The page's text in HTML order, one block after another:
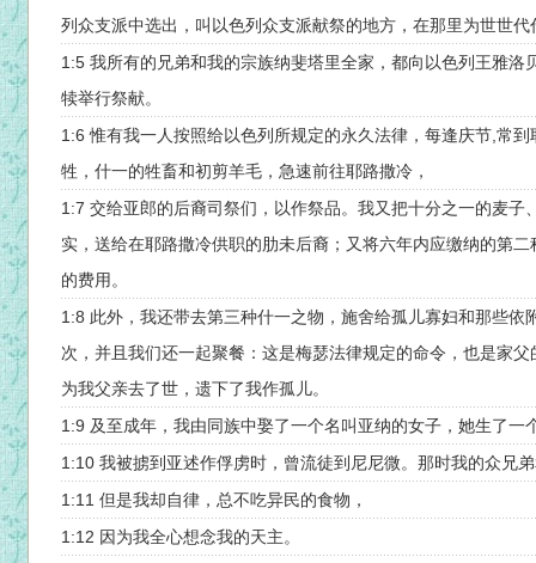
列众支派中选出，叫以色列众支派献祭的地方，在那里为世世
1:5 我所有的兄弟和我的宗族纳斐塔里全家，都向以色列王雅洛
犊举行祭献。
1:6 惟有我一人按照给以色列所规定的永久法律，每逢庆节,常
牲，什一的牲畜和初剪羊毛，急速前往耶路撒冷，
1:7 交给亚郎的后裔司祭们，以作祭品。我又把十分之一的麦子
实，送给在耶路撒冷供职的肋未后裔；又将六年内应缴纳的第
的费用。
1:8 此外，我还带去第三种什一之物，施舍给孤儿寡妇和那些依
次，并且我们还一起聚餐：这是梅瑟法律规定的命令，也是家
为我父亲去了世，遗下了我作孤儿。
1:9 及至成年，我由同族中娶了一个名叫亚纳的女子，她生了一
1:10 我被掳到亚述作俘虏时，曾流徒到尼尼微。那时我的众兄
1:11 但是我却自律，总不吃异民的食物，
1:12 因为我全心想念我的天主。